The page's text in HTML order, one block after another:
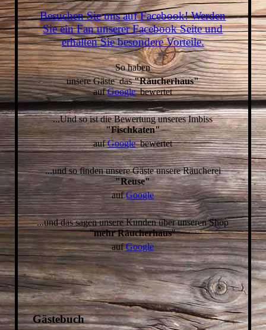
Besuchen Sie uns auf Facebook! Werden
Sie ein Fan unserer Facebook Seite und
erhalten Sie besondere Vorteile.
So haben
unsere Gäste das"Räucherhaus"
aufGooglebewertet
...Und so ist die Bewertung unseres Imbiss
"Fischkaten"
aufGooglebewertet
...und so finden unsere Gäste unsere Räucherei
"Reuse"
aufGoogle
...und das sagen unsere Kunden über unseren Shop
"mehr Räucherhaus"
aufGoogle
Gästebuch